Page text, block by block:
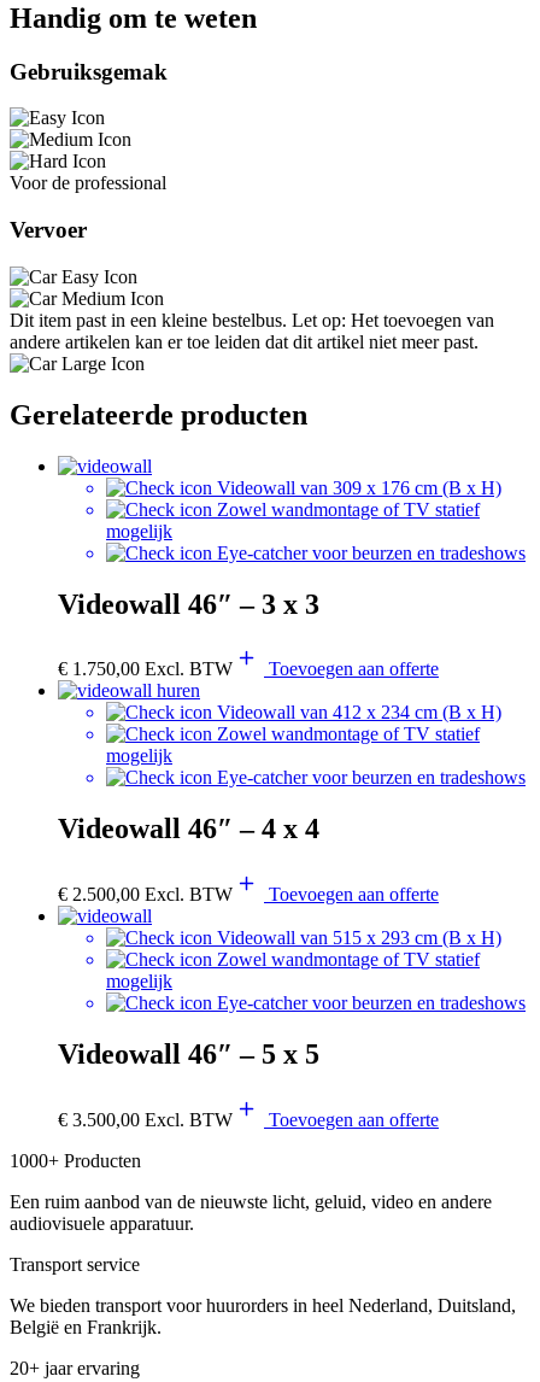
Handig om te weten
Gebruiksgemak
Voor de professional
Vervoer
Dit item past in een kleine bestelbus. Let op: Het toevoegen van
andere artikelen kan er toe leiden dat dit artikel niet meer past.
Gerelateerde producten
Videowall van 309 x 176 cm (B x H)
Zowel wandmontage of TV statief
mogelijk
Eye-catcher voor beurzen en tradeshows
Videowall 46″ – 3 x 3
€ 1.750,00 Excl. BTW Toevoegen aan offerte
Videowall van 412 x 234 cm (B x H)
Zowel wandmontage of TV statief
mogelijk
Eye-catcher voor beurzen en tradeshows
Videowall 46″ – 4 x 4
€ 2.500,00 Excl. BTW Toevoegen aan offerte
Videowall van 515 x 293 cm (B x H)
Zowel wandmontage of TV statief
mogelijk
Eye-catcher voor beurzen en tradeshows
Videowall 46″ – 5 x 5
€ 3.500,00 Excl. BTW
Toevoegen aan offerte
1000+ Producten
Een ruim aanbod van de nieuwste licht, geluid, video en andere
audiovisuele apparatuur.
Transport service
We bieden transport voor huurorders in heel Nederland, Duitsland,
België en Frankrijk.
20+ jaar ervaring